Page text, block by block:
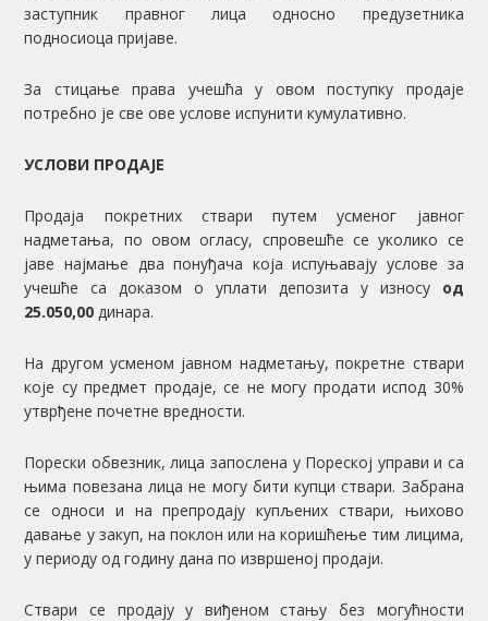
заступник правног лица односно предузетника
подносиоца пријаве.
За стицање права учешћа у овом поступку продаје
потребно је све ове услове испунити кумулативно.
УСЛОВИ ПРОДАЈЕ
Продаја покретних ствари путем усменог јавног
надметања, по овом огласу, спровешће се уколико се
јаве најмање два понуђача која испуњавају услове за
учешће са доказом о уплати депозита у износу од
25.050,00 динара.
На другом усменом јавном надметању, покретне ствари
које су предмет продаје, се не могу продати испод 30%
утврђене почетне вредности.
Порески обвезник, лица запослена у Пореској управи и са
њима повезана лица не могу бити купци ствари. Забрана
се односи и на препродају купљених ствари, њихово
давање у закуп, на поклон или на коришћење тим лицима,
у периоду од годину дана по извршеној продаји.
Ствари се продају у виђеном стању без могућности